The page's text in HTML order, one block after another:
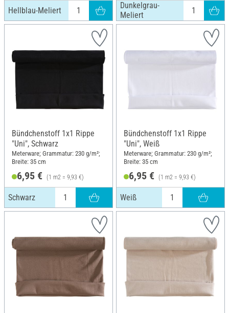
Hellblau-Meliert
Dunkelgrau-
Meliert
Bündchenstoff 1x1 Rippe
"Uni", Schwarz
Meterware; Grammatur: 230 g/m²;
Breite: 35 cm
6,95 € (1 m2 = 9,93 €)
Schwarz
Bündchenstoff 1x1 Rippe
"Uni", Weiß
Meterware; Grammatur: 230 g/m²;
Breite: 35 cm
6,95 € (1 m2 = 9,93 €)
Weiß